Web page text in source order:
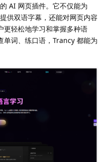
AI 网页插件。它不仅能为
供双语字幕，还能对网页内容
更轻松地学习和掌握多种语
单词、练口语，Trancy 都能为